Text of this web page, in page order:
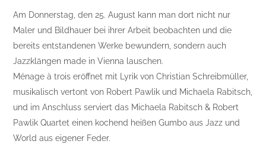
Am Donnerstag, den 25. August kann man dort nicht nur
Maler und Bildhauer bei ihrer Arbeit beobachten und die
bereits entstandenen Werke bewundern, sondern auch
Jazzklängen made in Vienna lauschen.
Ménage à trois eröffnet mit Lyrik von Christian Schreibmüller,
musikalisch vertont von Robert Pawlik und Michaela Rabitsch,
und im Anschluss serviert das Michaela Rabitsch & Robert
Pawlik Quartet einen kochend heißen Gumbo aus Jazz und
World aus eigener Feder.